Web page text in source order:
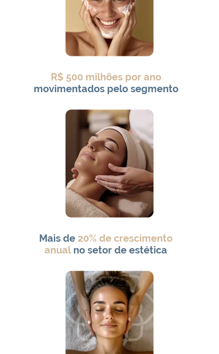
R$ 500 milhões por ano
movimentados pelo segmento
Mais de 20% de crescimento
anual no setor de estética